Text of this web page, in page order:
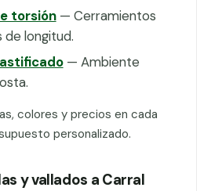
torsión— Cerramientos
longitud.
— Ambiente
colores y precios en cada
personalizado.
y vallados a Carral